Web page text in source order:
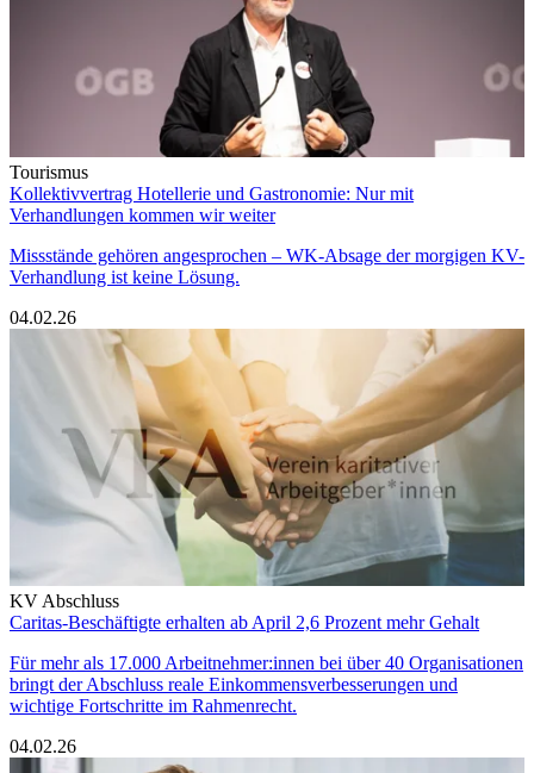
Tourismus
Kollektivvertrag Hotellerie und Gastronomie: Nur mit
Verhandlungen kommen wir weiter
Missstände gehören angesprochen – WK-Absage der morgigen KV-
Verhandlung ist keine Lösung.
04.02.26
KV Abschluss
Caritas-Beschäftigte erhalten ab April 2,6 Prozent mehr Gehalt
Für mehr als 17.000 Arbeitnehmer:innen bei über 40 Organisationen
bringt der Abschluss reale Einkommensverbesserungen und
wichtige Fortschritte im Rahmenrecht.
04.02.26